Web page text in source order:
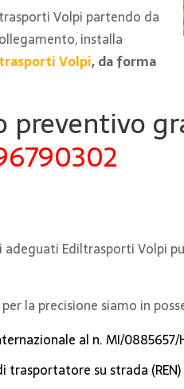
Volpi partendo da
installa
Volpi, da forma
preventivo
Ediltrasporti Volpi
la precisione siamo in
al n. MI/0885657/
su strada